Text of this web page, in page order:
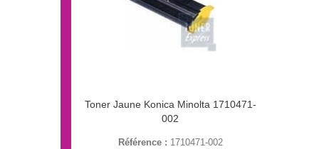
Toner Jaune Konica Minolta 1710471-
002
Référence : 1710471-002